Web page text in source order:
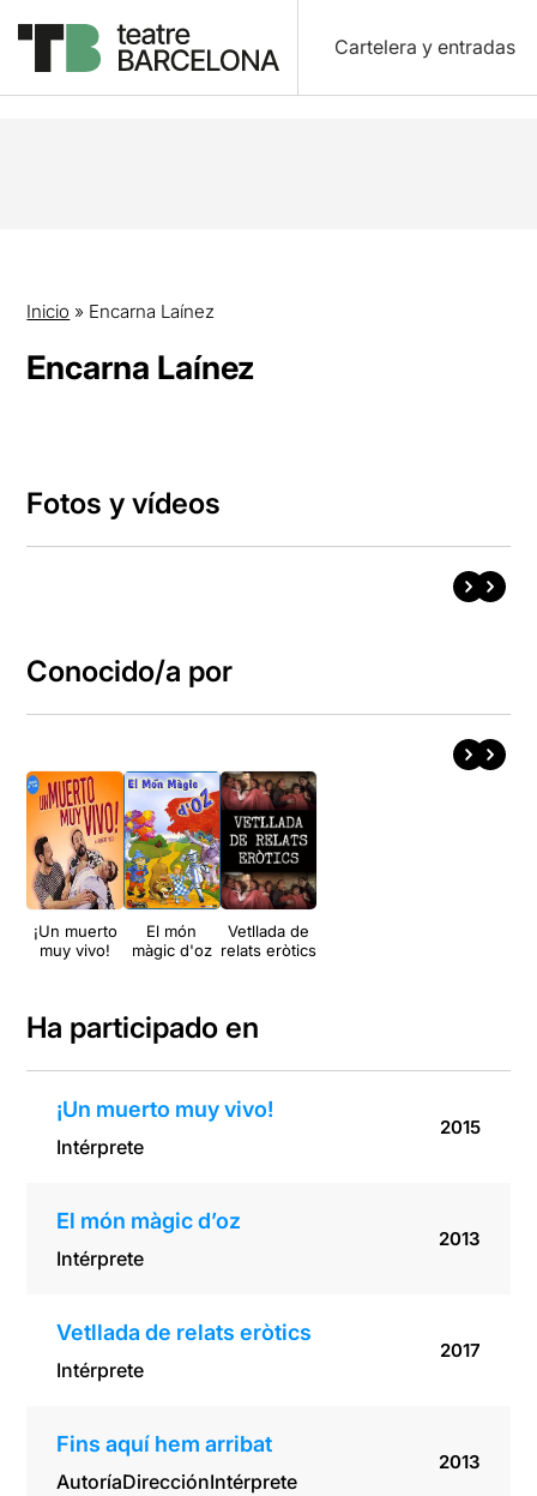
Cartelera y entradas
Inicio » Encarna Laínez
Encarna Laínez
Fotos y vídeos
Conocido/a por
¡Un muerto
muy vivo!
El món
màgic d'oz
Vetllada de
relats eròtics
Ha participado en
¡Un muerto muy vivo!
Intérprete
2015
El món màgic d’oz
Intérprete
2013
Vetllada de relats eròtics
Intérprete
2017
Fins aquí hem arribat
AutoríaDirecciónIntérprete
2013